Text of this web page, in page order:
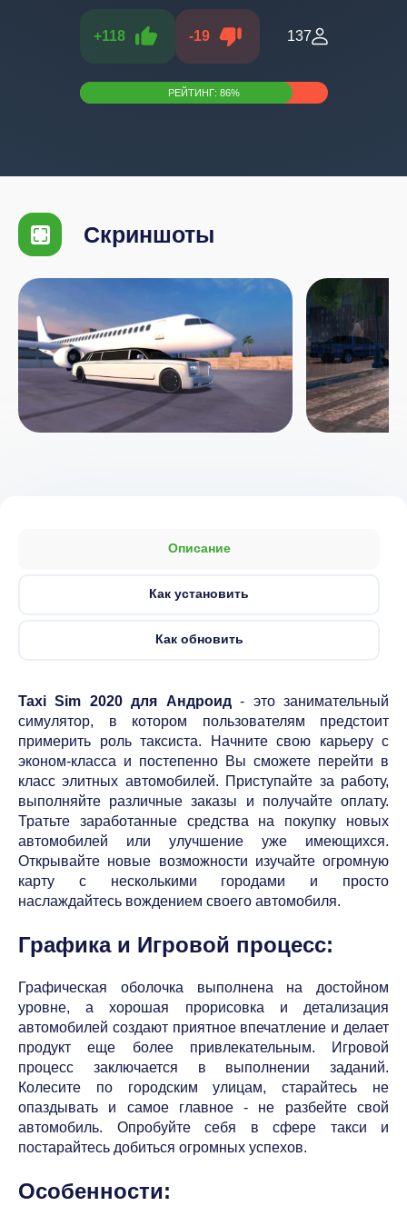
+118 -19 137
РЕЙТИНГ: 86%
Скриншоты
Описание
Как установить
Как обновить
Taxi Sim 2020 для Андроид- это занимательный
симулятор, в котором пользователям предстоит
примерить роль таксиста. Начните свою карьеру с
эконом-класса и постепенно Вы сможете перейти в
класс элитных автомобилей. Приступайте за работу,
выполняйте различные заказы и получайте оплату.
Тратьте заработанные средства на покупку новых
автомобилей или улучшение уже имеющихся.
Открывайте новые возможности изучайте огромную
карту с несколькими городами и просто
наслаждайтесь вождением своего автомобиля.
Графика и Игровой процесс:
Графическая оболочка выполнена на достойном
уровне, а хорошая прорисовка и детализация
автомобилей создают приятное впечатление и делает
продукт еще более привлекательным. Игровой
процесс заключается в выполнении заданий.
Колесите по городским улицам, старайтесь не
опаздывать и самое главное - не разбейте свой
автомобиль. Опробуйте себя в сфере такси и
постарайтесь добиться огромных успехов.
Особенности: